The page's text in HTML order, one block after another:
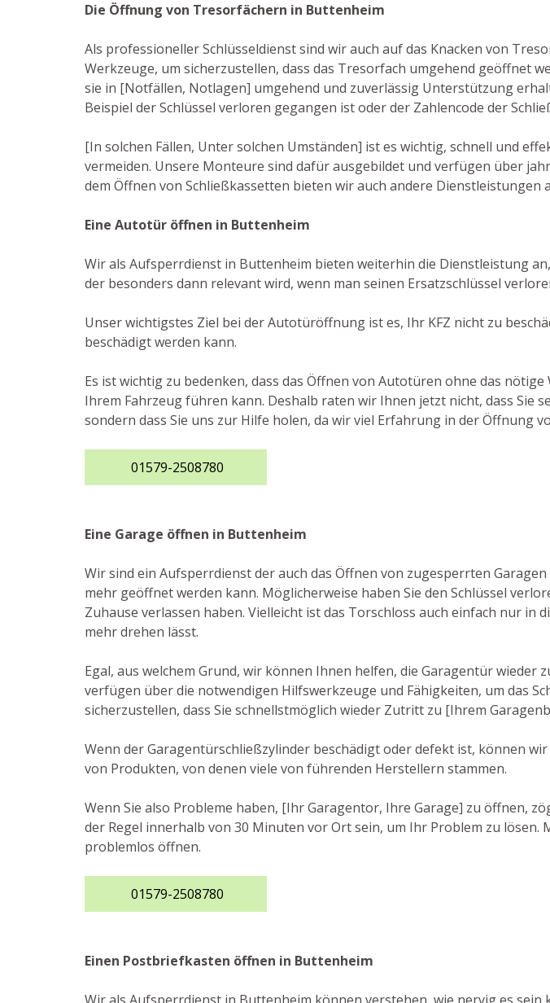
Die Öffnung von Tresorfächern in Buttenheim
Als professioneller Schlüsseldienst sind wir auch auf das Knacken von
Werkzeuge, um sicherzustellen, dass das Tresorfach umgehend geöffnet
sie in [Notfällen, Notlagen] umgehend und zuverlässig Unterstützung
Beispiel der Schlüssel verloren gegangen ist oder der Zahlencode der
[In solchen Fällen, Unter solchen Umständen] ist es wichtig, schnell und
vermeiden. Unsere Monteure sind dafür ausgebildet und verfügen über
dem Öffnen von Schließkassetten bieten wir auch andere Dienstleistungen
Eine Autotür öffnen in Buttenheim
Wir als Aufsperrdienst in Buttenheim bieten weiterhin die Dienstleistung
der besonders dann relevant wird, wenn man seinen Ersatzschlüssel
Unser wichtigstes Ziel bei der Autotüröffnung ist es, Ihr KFZ nicht zu
beschädigt werden kann.
Es ist wichtig zu bedenken, dass das Öffnen von Autotüren ohne das
Ihrem Fahrzeug führen kann. Deshalb raten wir Ihnen jetzt nicht, dass Sie
sondern dass Sie uns zur Hilfe holen, da wir viel Erfahrung in der Öffnung
01579-2508780
Eine Garage öffnen in Buttenheim
Wir sind ein Aufsperrdienst der auch das Öffnen von zugesperrten
mehr geöffnet werden kann. Möglicherweise haben Sie den Schlüssel
Zuhause verlassen haben. Vielleicht ist das Torschloss auch einfach nur in
mehr drehen lässt.
Egal, aus welchem Grund, wir können Ihnen helfen, die Garagentür
verfügen über die notwendigen Hilfswerkzeuge und Fähigkeiten, um das
sicherzustellen, dass Sie schnellstmöglich wieder Zutritt zu [Ihrem
Wenn der Garagentürschließzylinder beschädigt oder defekt ist, können
von Produkten, von denen viele von führenden Herstellern stammen.
Wenn Sie also Probleme haben, [Ihr Garagentor, Ihre Garage] zu öffnen,
der Regel innerhalb von 30 Minuten vor Ort sein, um Ihr Problem zu
problemlos öffnen.
01579-2508780
Einen Postbriefkasten öffnen in Buttenheim